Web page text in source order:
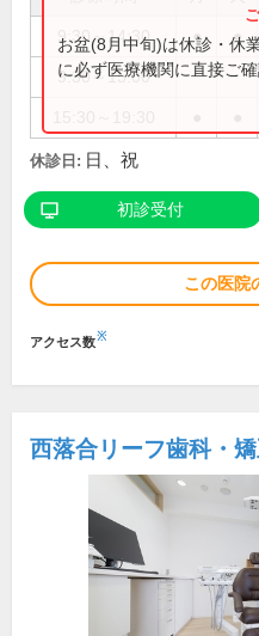
9:30～14:30 ● ●
9:30～15:00
お盆(8月中旬)は休診・休
に必ず医療機関に直接ご確
休診日: 日、祝
初診受付
この医院
アクセス数※
西落合リーフ歯科・